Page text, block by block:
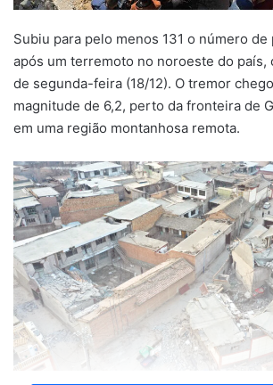
Subiu para pelo menos 131 o número
após um terremoto no noroeste do país,
de segunda-feira (18/12). O tremor
magnitude de 6,2, perto da fronteira de
em uma região montanhosa remota.